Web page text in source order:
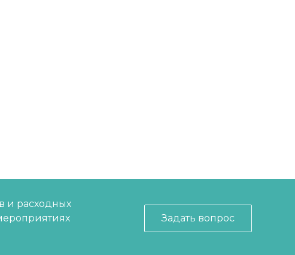
и расходных
Задать вопрос